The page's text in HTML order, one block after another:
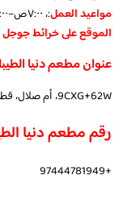
مواعيد العمل:، ٧:٠٠ص–١٢:٠٠ص
الموقع على خرائط جوجل
عنوان مطعم دنيا
9CXG+62W، أم صلال، قطر
رقم مطعم دنيا
+97444781949